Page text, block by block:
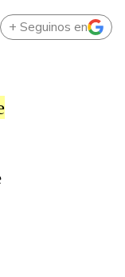
+ Seguinos en